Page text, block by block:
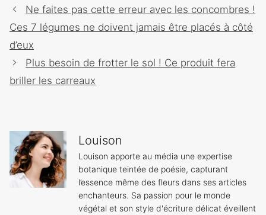
Navigation
des
Ne faites pas cette erreur avec les concombres !
Ces 7 légumes ne doivent jamais être placés à côté
d’eux
Plus besoin de frotter le sol ! Ce produit fera
briller les carreaux
Louison
Louison apporte au média une expertise
botanique teintée de poésie, capturant
l’essence même des fleurs dans ses articles
enchanteurs. Sa passion pour le monde
végétal et son style d'écriture délicat éveillent